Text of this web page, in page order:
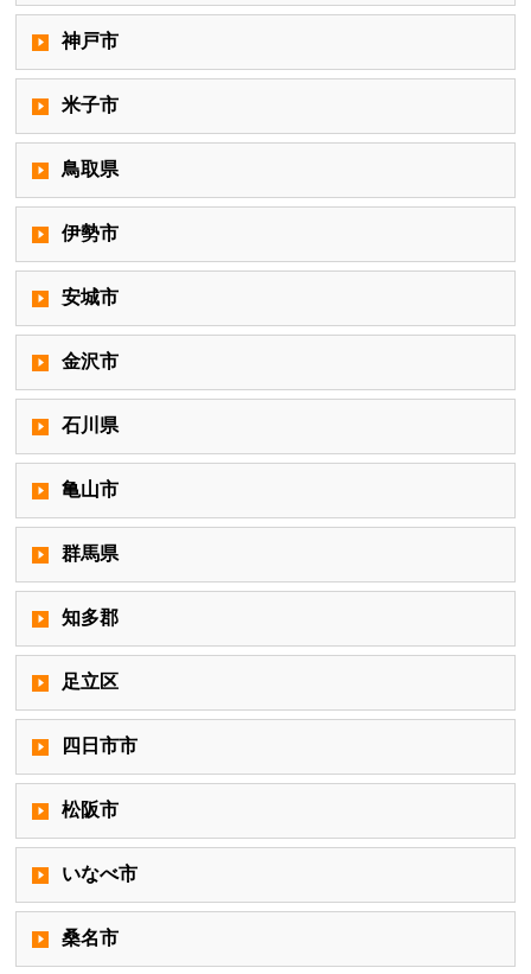
神戸市
米子市
鳥取県
伊勢市
安城市
金沢市
石川県
亀山市
群馬県
知多郡
足立区
四日市市
松阪市
いなべ市
桑名市